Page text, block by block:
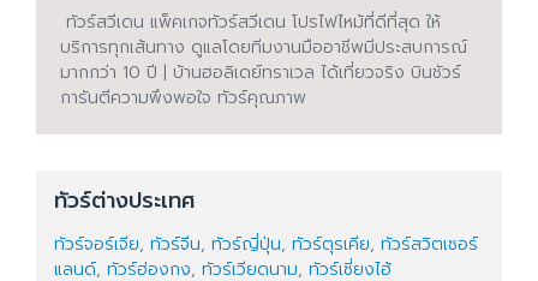
ทัวร์สวีเดน แพ็คเกจทัวร์สวีเดน โปรไฟไหม้ที่ดีที่สุด ให้
บริการทุกเส้นทาง ดูแลโดยทีมงานมืออาชีพมีประสบการณ์
มากกว่า 10 ปี | บ้านฮอลิเดย์ทราเวล ได้เที่ยวจริง บินชัวร์
การันตีความพึงพอใจ ทัวร์คุณภาพ
ทัวร์ต่างประเทศ
ทัวร์จอร์เจีย, ทัวร์จีน, ทัวร์ญี่ปุ่น, ทัวร์ตุรเคีย, ทัวร์สวิตเซอร์
แลนด์, ทัวร์ฮ่องกง, ทัวร์เวียดนาม, ทัวร์เซี่ยงไฮ้